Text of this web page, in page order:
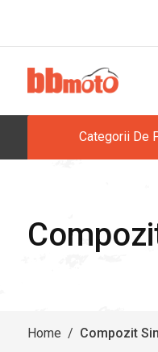
Categorii De
Home / Compozit